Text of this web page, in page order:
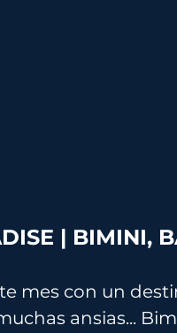
| BIMINI,
mes con un
ansias...